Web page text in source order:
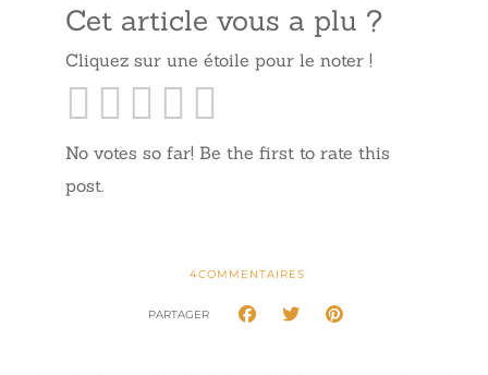
Cet article vous a plu ?
Cliquez sur une étoile pour le noter !
No votes so far! Be the first to rate this
post.
4COMMENTAIRES
PARTAGER